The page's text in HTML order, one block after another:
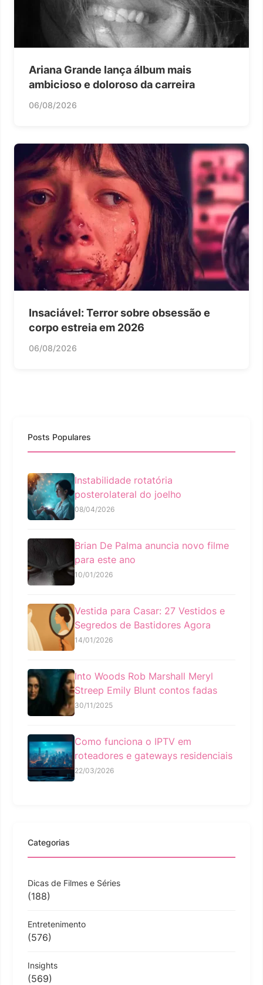
Ariana Grande lança álbum mais
ambicioso e doloroso da carreira
06/08/2026
Insaciável: Terror sobre obsessão e
corpo estreia em 2026
06/08/2026
Posts Populares
Instabilidade rotatória
posterolateral do joelho
08/04/2026
Brian De Palma anuncia novo filme
para este ano
10/01/2026
Vestida para Casar: 27 Vestidos e
Segredos de Bastidores Agora
14/01/2026
Into Woods Rob Marshall Meryl
Streep Emily Blunt contos fadas
30/11/2025
Como funciona o IPTV em
roteadores e gateways residenciais
22/03/2026
Categorias
Dicas de Filmes e Séries
(188)
Entretenimento
(576)
Insights
(569)